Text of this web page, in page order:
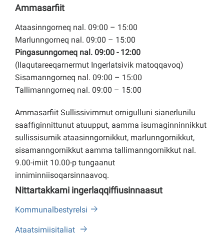
Ammasarfiit
Ataasinngorneq nal. 09:00 – 15:00
Marlunngorneq nal. 09:00 – 15:00
Pingasunngorneq nal. 09:00 - 12:00
(Ilaqutareeqarnermut Ingerlatsivik matoqqavoq)
Sisamanngorneq nal. 09:00 – 15:00
Tallimanngorneq nal. 09:00 – 15:00
Ammasarfiit Sullissivimmut ornigulluni sianerlunilu
saaffiginnittunut atuupput, aamma isumaginninnikkut
sullissisumik ataasinngornikkut, marlunngornikkut,
sisamanngornikkut aamma tallimanngornikkut nal.
9.00-imiit 10.00-p tungaanut
inniminniisoqarsinnaavoq.
Nittartakkami ingerlaqqiffiusinnaasut
Kommunalbestyrelsi
Ataatsimiisitaliat